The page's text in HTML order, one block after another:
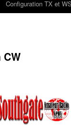
Configuration TX et